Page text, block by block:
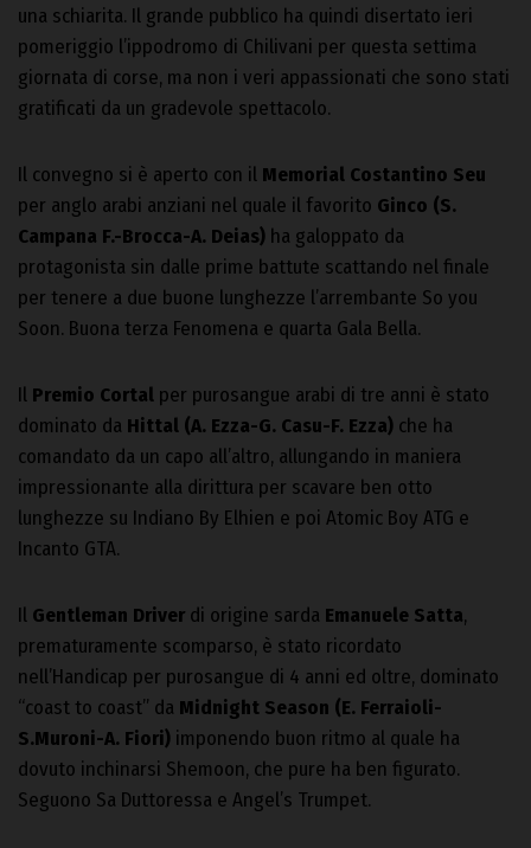
una schiarita. Il grande pubblico ha quindi disertato ieri
pomeriggio l’ippodromo di Chilivani per questa settima
giornata di corse, ma non i veri appassionati che sono stati
gratificati da un gradevole spettacolo.
Il convegno si è aperto con il Memorial Costantino Seu
per anglo arabi anziani nel quale il favorito Ginco (S.
Campana F.-Brocca-A. Deias) ha galoppato da
protagonista sin dalle prime battute scattando nel finale
per tenere a due buone lunghezze l’arrembante So you
Soon. Buona terza Fenomena e quarta Gala Bella.
Il Premio Cortal per purosangue arabi di tre anni è stato
dominato da Hittal (A. Ezza-G. Casu-F. Ezza) che ha
comandato da un capo all’altro, allungando in maniera
impressionante alla dirittura per scavare ben otto
lunghezze su Indiano By Elhien e poi Atomic Boy ATG e
Incanto GTA.
Il Gentleman Driver di origine sarda Emanuele Satta,
prematuramente scomparso, è stato ricordato
nell’Handicap per purosangue di 4 anni ed oltre, dominato
“coast to coast” da Midnight Season (E. Ferraioli-
S.Muroni-A. Fiori) imponendo buon ritmo al quale ha
dovuto inchinarsi Shemoon, che pure ha ben figurato.
Seguono Sa Duttoressa e Angel’s Trumpet.